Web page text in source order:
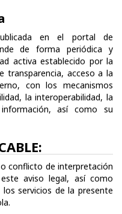
en el portal de
de forma periódica y
activa establecido por la
transparencia, acceso a la
con los mecanismos
la interoperabilidad, la
así como su
conflicto de interpretación
aviso legal, así como
servicios de la presente